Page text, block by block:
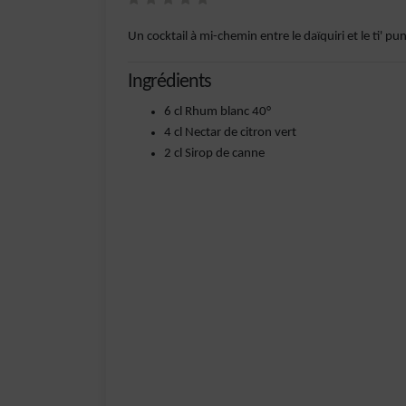
Un cocktail à mi-chemin entre le daïquiri et le ti'
Ingrédients
6 cl Rhum blanc 40°
4 cl Nectar de citron vert
2 cl Sirop de canne